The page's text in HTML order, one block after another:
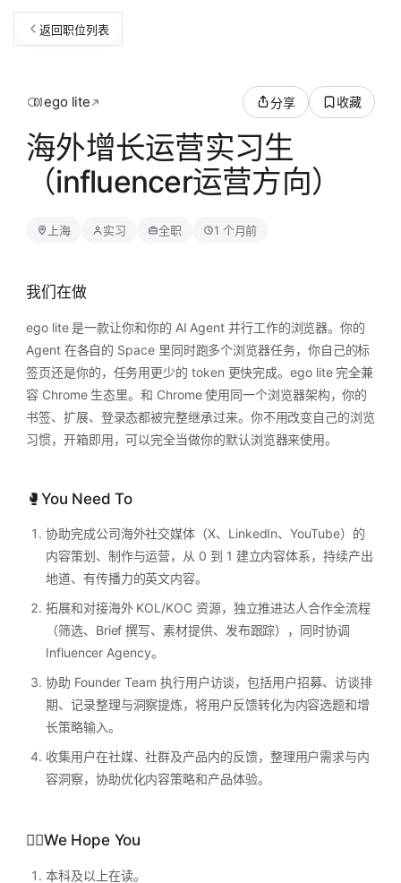
返回职位列表
ego lite 分享 收藏
海外增长运营实习生
（influencer运营方向）
上海 实习 全职 1 个月前
我们在做
ego lite 是一款让你和你的 AI Agent 并行工作的浏览器。你的
Agent 在各自的 Space 里同时跑多个浏览器任务，你自己的标
签页还是你的，任务用更少的 token 更快完成。ego lite 完全兼
容 Chrome 生态里。和 Chrome 使用同一个浏览器架构，你的
书签、扩展、登录态都被完整继承过来。你不用改变自己的浏览
习惯，开箱即用，可以完全当做你的默认浏览器来使用。
🥊You Need To
协助完成公司海外社交媒体（X、LinkedIn、YouTube）的
内容策划、制作与运营，从 0 到 1 建立内容体系，持续产出
地道、有传播力的英文内容。
拓展和对接海外 KOL/KOC 资源，独立推进达人合作全流程
（筛选、Brief 撰写、素材提供、发布跟踪），同时协调
Influencer Agency。
协助 Founder Team 执行用户访谈，包括用户招募、访谈排
期、记录整理与洞察提炼，将用户反馈转化为内容选题和增
长策略输入。
收集用户在社媒、社群及产品内的反馈，整理用户需求与内
容洞察，协助优化内容策略和产品体验。
🏴‍☠️We Hope You
本科及以上在读。